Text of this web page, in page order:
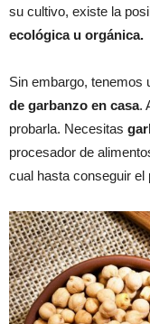
su cultivo, existe la
ecológica u orgánica.
Sin embargo, tenemos
de garbanzo en casa.
probarla. Necesitas
procesador de
cual hasta conseguir el